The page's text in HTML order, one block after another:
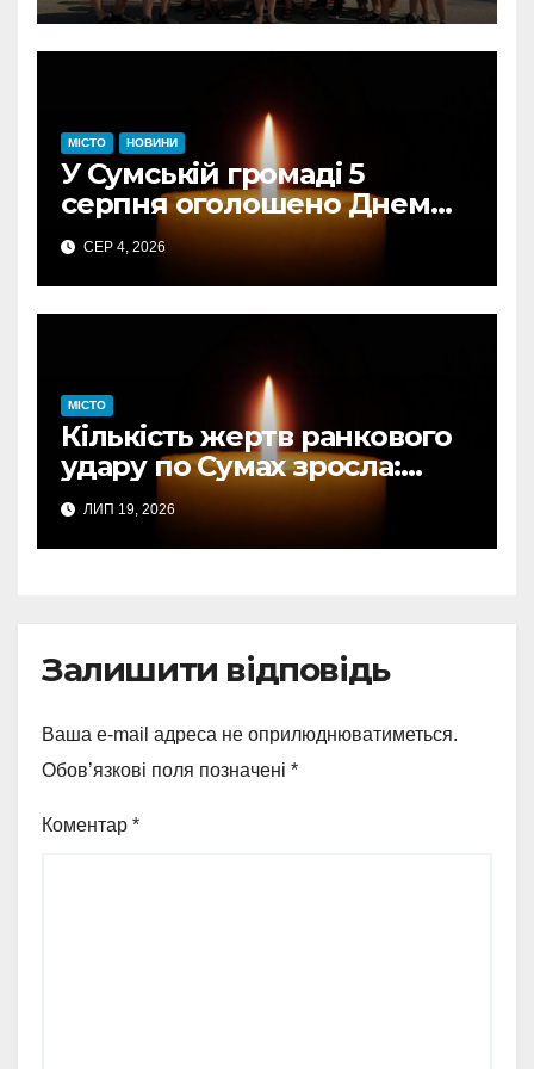
оголошує новий набір
МІСТО НОВИНИ
У Сумській громаді 5
серпня оголошено Днем
жалоби за загиблими від
авіаудару
СЕР 4, 2026
МІСТО
Кількість жертв ранкового
удару по Сумах зросла:
підтверджено загибель
однієї людини
ЛИП 19, 2026
Залишити відповідь
Ваша e-mail адреса не оприлюднюватиметься.
Обов’язкові поля позначені *
Коментар *